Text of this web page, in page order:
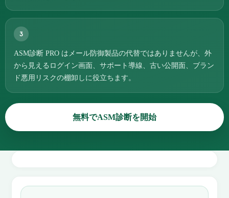
3
ASM診断 PRO はメール防御製品の代替ではありませんが、外
から見えるログイン画面、サポート導線、古い公開面、ブラン
ド悪用リスクの棚卸しに役立ちます。
無料でASM診断を開始